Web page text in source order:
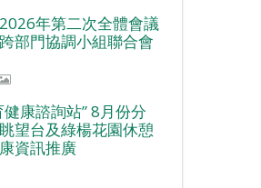
年第二次全體會議
部門協調小組聯合會
康諮詢站” 8月份分
望台及綠楊花園休憩
資訊推廣